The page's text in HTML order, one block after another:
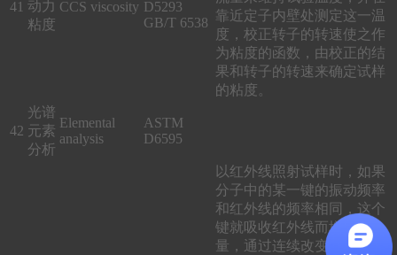
41 动力
粘度
CCS viscosity D5293
GB/T 6538
靠近定子内壁处测定这一温
度，校正转子的转速使之作
为粘度的函数，由校正的结
果和转子的转速来确定试样
的粘度。
42
光谱
元素
分析
Elemental
analysis
ASTM
D6595
以红外线照射试样时，如果
分子中的某一键的振动频率
和红外线的频率相同，这个
键就吸收红外线而增加能
量，通过连续改变红外线的